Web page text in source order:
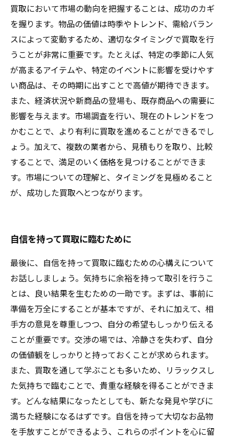
買取において市場の動向を把握することは、成功のカギ
を握ります。物品の価値は時季やトレンド、需給バラン
スによって変動するため、適切なタイミングで買取を行
うことが非常に重要です。たとえば、特定の季節に人気
が高まるアイテムや、特定のイベントに影響を受けやす
い商品は、その時期に出すことで高値が期待できます。
また、経済状況や新商品の登場も、既存商品への需要に
影響を与えます。市場調査を行い、現在のトレンドをつ
かむことで、より有利に買取を進めることができるでし
ょう。加えて、複数の業者から、見積もりを取り、比較
することで、満足のいく価格を見つけることができま
す。市場についての理解と、タイミングを見極めること
が、成功した買取へとつながります。
自信を持って買取に臨むために
最後に、自信を持って買取に臨むための心構えについて
お話ししましょう。気持ちに余裕を持って取引を行うこ
とは、良い結果を生むための一助です。まずは、事前に
準備を万全にすることが基本ですが、それに加えて、相
手方の意見を尊重しつつ、自分の希望もしっかり伝える
ことが重要です。交渉の場では、冷静さを失わず、自分
の価値観をしっかりと持っておくことが求められます。
また、買取を通して学ぶことも多いため、リラックスし
た気持ちで臨むことで、貴重な経験を得ることができま
す。どんな結果になったとしても、新たな発見や学びに
満ちた経験になるはずです。自信を持って大切なお品物
を手放すことができるよう、これらのポイントを心に留